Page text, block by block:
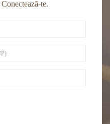
Conectează-te.